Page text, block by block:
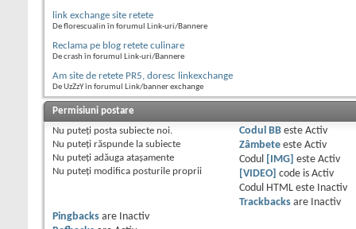
link exchange site retete
De florescualin în forumul Link-uri/Bannere
Reclama pe blog retete culinare
De crash în forumul Link-uri/Bannere
Am site de retete PR5, doresc linkexchange
De UzZzY în forumul Link/banner exchange
Permisiuni postare
Nu puteţi posta subiecte noi.
Nu puteţi răspunde la subiecte
Nu puteţi adăuga ataşamente
Nu puteţi modifica posturile proprii
Codul BBeste Activ
Zâmbeteeste Activ
Codul
[IMG] este Activ
[VIDEO] code is Activ
Codul HTML este
Inactiv
Trackbacksare
Inactiv
Pingbacks are
Inactiv